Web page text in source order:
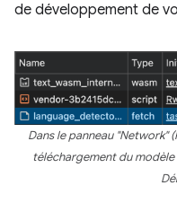
de développement de
Dans le panneau "Network"
téléchargement du